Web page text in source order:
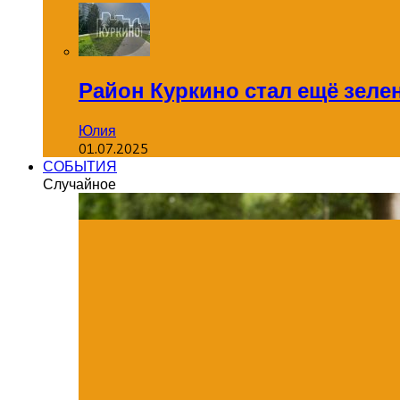
Район Куркино стал ещё
Юлия
01.07.2025
СОБЫТИЯ
Случайное